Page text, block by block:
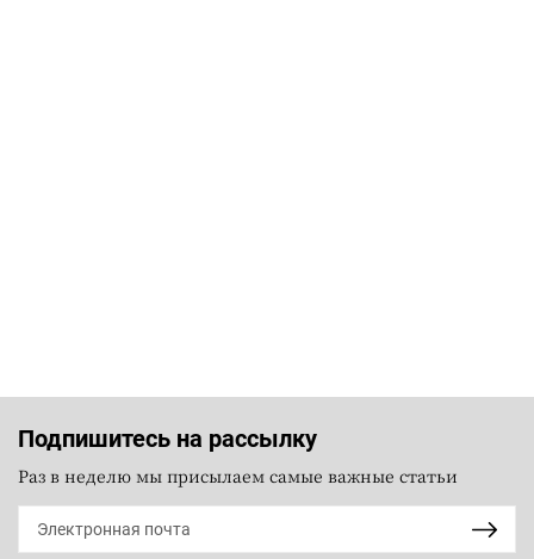
Подпишитесь на рассылку
Раз в неделю мы присылаем самые важные статьи